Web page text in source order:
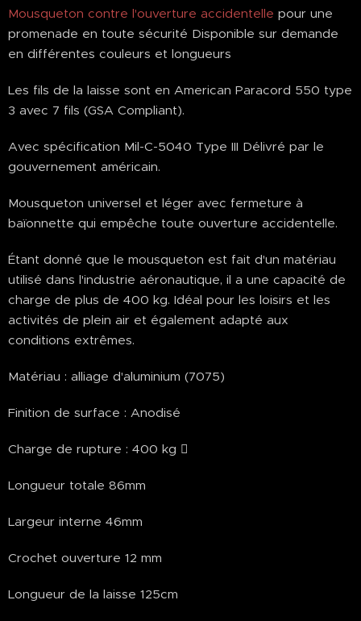
Mousqueton contre l'ouverture accidentelle pour une
promenade en toute sécurité Disponible sur demande
en différentes couleurs et longueurs
Les fils de la laisse sont en American Paracord 550 type
3 avec 7 fils (GSA Compliant).
Avec spécification Mil-C-5040 Type III Délivré par le
gouvernement américain.
Mousqueton universel et léger avec fermeture à
baïonnette qui empêche toute ouverture accidentelle.
Étant donné que le mousqueton est fait d'un matériau
utilisé dans l'industrie aéronautique, il a une capacité de
charge de plus de 400 kg. Idéal pour les loisirs et les
activités de plein air et également adapté aux
conditions extrêmes.
Matériau : alliage d'aluminium (7075)
Finition de surface : Anodisé
Charge de rupture : 400 kg 
Longueur totale 86mm
Largeur interne 46mm
Crochet ouverture 12 mm
Longueur de la laisse 125cm